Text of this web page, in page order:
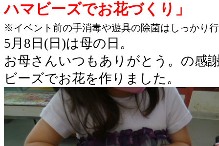
ハマビーズでお花づくり」
※イベント前の手消毒や遊具の除菌はしっかり
5月8日(日)は母の日。
お母さんいつもありがとう。の感
ビーズでお花を作りました。